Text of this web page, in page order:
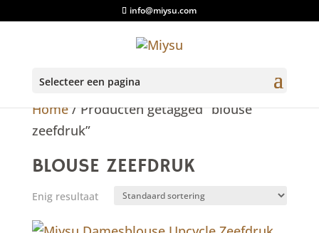
info@miysu.com
Selecteer een pagina
Home/ Producten getagged “blouse
zeefdruk”
BLOUSE ZEEFDRUK
Enig resultaat